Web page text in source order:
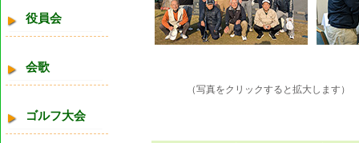
役員会
会歌
ゴルフ大会
（写真をクリックすると拡大します）